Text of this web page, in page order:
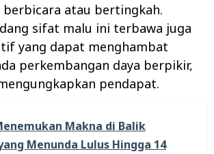
berbicara atau bertingkah.
sifat malu ini terbawa juga
yang dapat menghambat
perkembangan daya berpikir,
pendapat.
Makna di Balik
Menunda Lulus Hingga 14